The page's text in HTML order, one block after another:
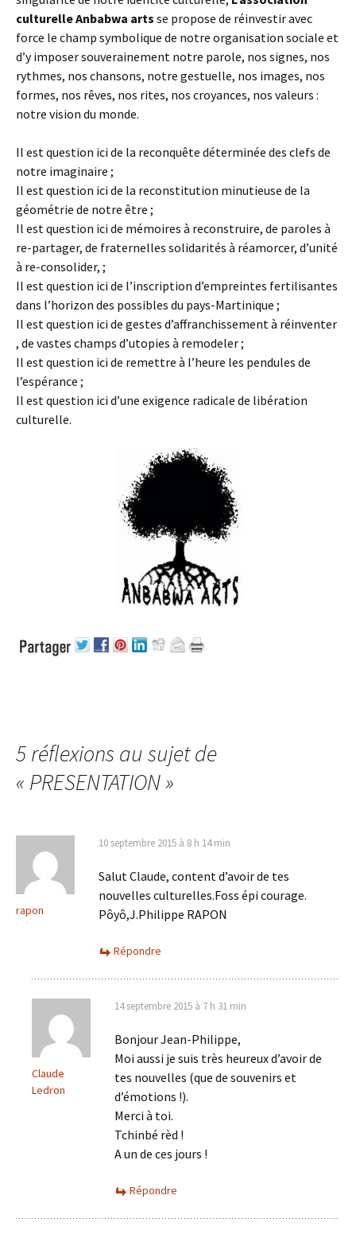
culturelle Anbabwa arts se propose de réinvestir avec
force le champ symbolique de notre organisation sociale et
d’y imposer souverainement notre parole, nos signes, nos
rythmes, nos chansons, notre gestuelle, nos images, nos
formes, nos rêves, nos rites, nos croyances, nos valeurs :
notre vision du monde.
Il est question ici de la reconquête déterminée des clefs de
notre imaginaire ;
Il est question ici de la reconstitution minutieuse de la
géométrie de notre être ;
Il est question ici de mémoires à reconstruire, de paroles à
re-partager, de fraternelles solidarités à réamorcer, d’unité
à re-consolider, ;
Il est question ici de l’inscription d’empreintes fertilisantes
dans l’horizon des possibles du pays-Martinique ;
Il est question ici de gestes d’affranchissement à réinventer
, de vastes champs d’utopies à remodeler ;
Il est question ici de remettre à l’heure les pendules de
l’espérance ;
Il est question ici d’une exigence radicale de libération
culturelle.
5 réflexions au sujet de
« PRESENTATION»
rapon
10 septembre 2015 à 8 h 14 min
Salut Claude, content d’avoir de tes
nouvelles culturelles.Foss épi courage.
Pôyô,J.Philippe RAPON
Répondre
Claude
Ledron
14 septembre 2015 à 7 h 31 min
Bonjour Jean-Philippe,
Moi aussi je suis très heureux d’avoir de
tes nouvelles (que de souvenirs et
d’émotions !).
Merci à toi.
Tchinbé rèd !
A un de ces jours !
Répondre